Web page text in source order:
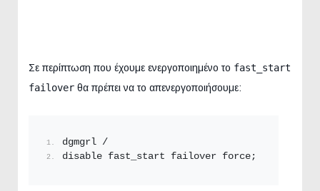
Σε περίπτωση που έχουμε ενεργοποιημένο το fast_start
failover θα πρέπει να το απενεργοποιήσουμε:
dgmgrl /
disable fast_start failover force;